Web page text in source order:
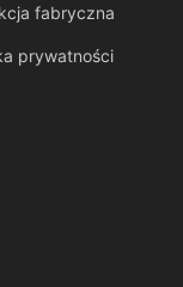
fabryczna
prywatności